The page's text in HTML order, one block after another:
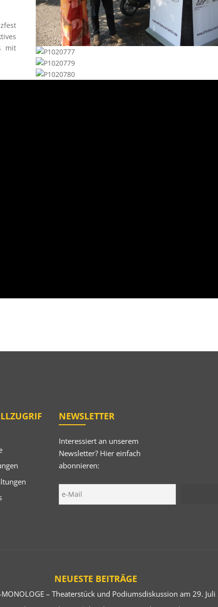
mit
NEWSLETTER
Interessiert an unserem
Newsletter? Hier einfach
abonnieren:
NEUESTE BEITRÄGE
MONOLOGE – Theaterstück und Podiumsdiskussion am 29. Juli